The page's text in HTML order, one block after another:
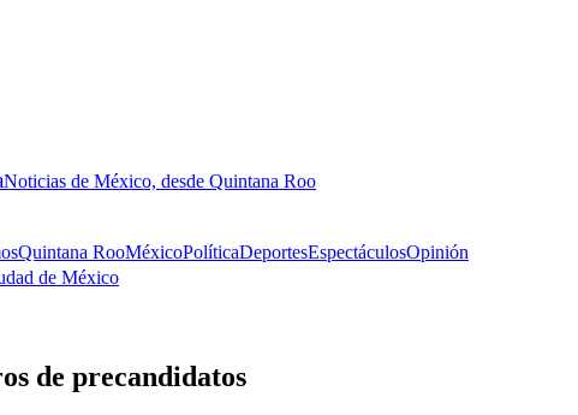
Noticias de México, desde Quintana Roo
Quintana RooMéxicoPolíticaDeportesEspectáculosOpinión
de México
de precandidatos